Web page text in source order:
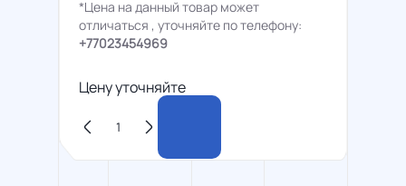
*Цена на данный товар может
отличаться , уточняйте по телефону:
+77023454969
Цену уточняйте